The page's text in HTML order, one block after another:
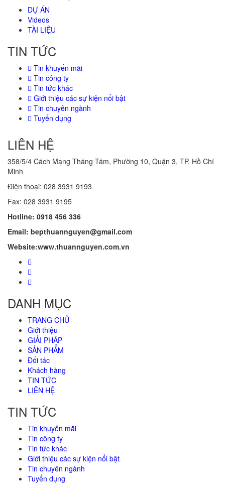
DỰ ÁN
Videos
TÀI LIỆU
TIN TỨC
Tin khuyến mãi
Tin công ty
Tin tức khác
Giới thiệu các sự kiện nổi bật
Tin chuyên ngành
Tuyển dụng
LIÊN HỆ
358/5/4 Cách Mạng Tháng Tám, Phường 10, Quận 3, TP. Hồ Chí
Minh
Điện thoại: 028 3931 9193
Fax: 028 3931 9195
Hotline: 0918 456 336
Email: bepthuannguyen@gmail.com
Website:www.thuannguyen.com.vn
DANH MỤC
TRANG CHỦ
Giới thiệu
GIẢI PHÁP
SẢN PHẨM
Đối tác
Khách hàng
TIN TỨC
LIÊN HỆ
TIN TỨC
Tin khuyến mãi
Tin công ty
Tin tức khác
Giới thiệu các sự kiện nổi bật
Tin chuyên ngành
Tuyển dụng